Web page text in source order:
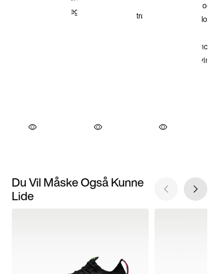
Du Vil Måske Også Kunne
Lide